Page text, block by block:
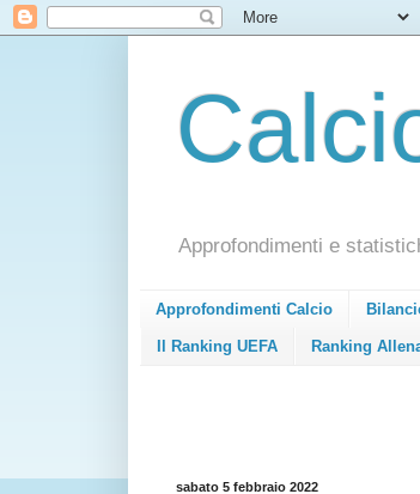
Approfondimenti e
Approfondimenti Calcio
Il Ranking UEFA Ranking
sabato 5 febbraio 2022